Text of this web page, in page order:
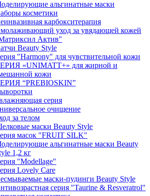
альгинатные маски
косметики
карбокситерапия
уход за увядающей кожей
Актив"
Beauty Style
"Harmony" для чувствительной кожи
«UNIMATT+» для жирной и
кожи
“PREBIOSKIN”
серия
очищение
за телом
маски Beauty Style
масок "FRUIT SILK"
альгинатные маски Beauty
1,2 кг
"Modellage"
Lovely Care
маски-пудинги Beauty Style
серия "Taurine & Resveratrol"